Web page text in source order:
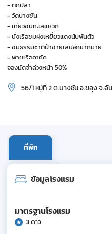
- ตกปลา
- วัดบางชัน
- เที่ยวชมทะเลแหวก
- นั่งเรือชมฝูงเหยี่ยวแดงนับพันตัว
- ชมธรรมชาติป่าชายเลนอีกมากมาย
- พายเรือคายัค
จองมัดจำล่วงหน้า 50%
56/1 หมู่ที่ 2 ต.บางชัน อ.ขลุง จ.จั
ที่พัก
ข้อมูลโรงแรม
มาตรฐานโรงแรม
3 ดาว